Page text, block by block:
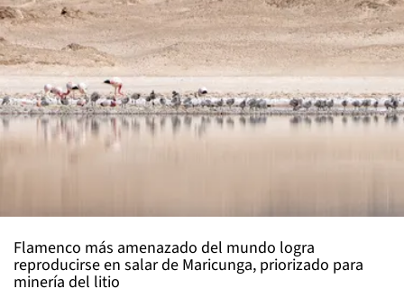
Flamenco más amenazado del mundo logra
reproducirse en salar de Maricunga, priorizado para
minería del litio